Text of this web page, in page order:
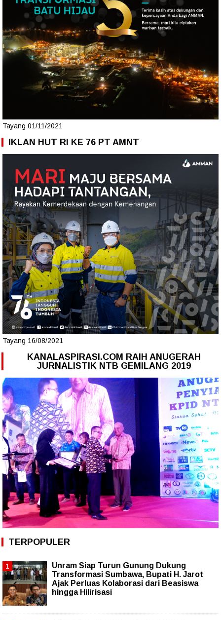
Tayang 01/11/2021
IKLAN HUT RI KE 76 PT AMNT
Tayang 16/08/2021
KANALASPIRASI.COM RAIH ANUGERAH
JURNALISTIK NTB GEMILANG 2019
TERPOPULER
Unram Siap Turun Gunung Dukung
Transformasi Sumbawa, Bupati H. Jarot
Ajak Perluas Kolaborasi dari Beasiswa
hingga Hilirisasi